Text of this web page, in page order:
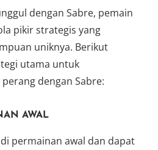
dengan Sabre, pemain
pikir strategis yang
uniknya. Berikut
utama untuk
dengan Sabre:
AWAL
permainan awal dan dapat